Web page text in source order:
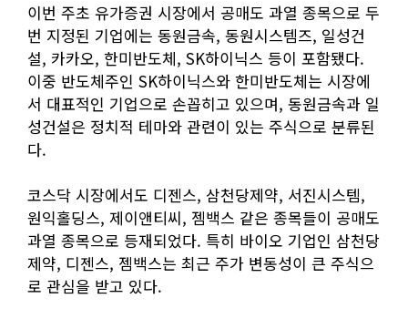
이번 주초 유가증권 시장에서 공매도 과열 종목으로 두
번 지정된 기업에는 동원금속, 동원시스템즈, 일성건
설, 카카오, 한미반도체, SK하이닉스 등이 포함됐다.
이중 반도체주인 SK하이닉스와 한미반도체는 시장에
서 대표적인 기업으로 손꼽히고 있으며, 동원금속과 일
성건설은 정치적 테마와 관련이 있는 주식으로 분류된
다.
코스닥 시장에서도 디젠스, 삼천당제약, 서진시스템,
원익홀딩스, 제이앤티씨, 젬백스 같은 종목들이 공매도
과열 종목으로 등재되었다. 특히 바이오 기업인 삼천당
제약, 디젠스, 젬백스는 최근 주가 변동성이 큰 주식으
로 관심을 받고 있다.